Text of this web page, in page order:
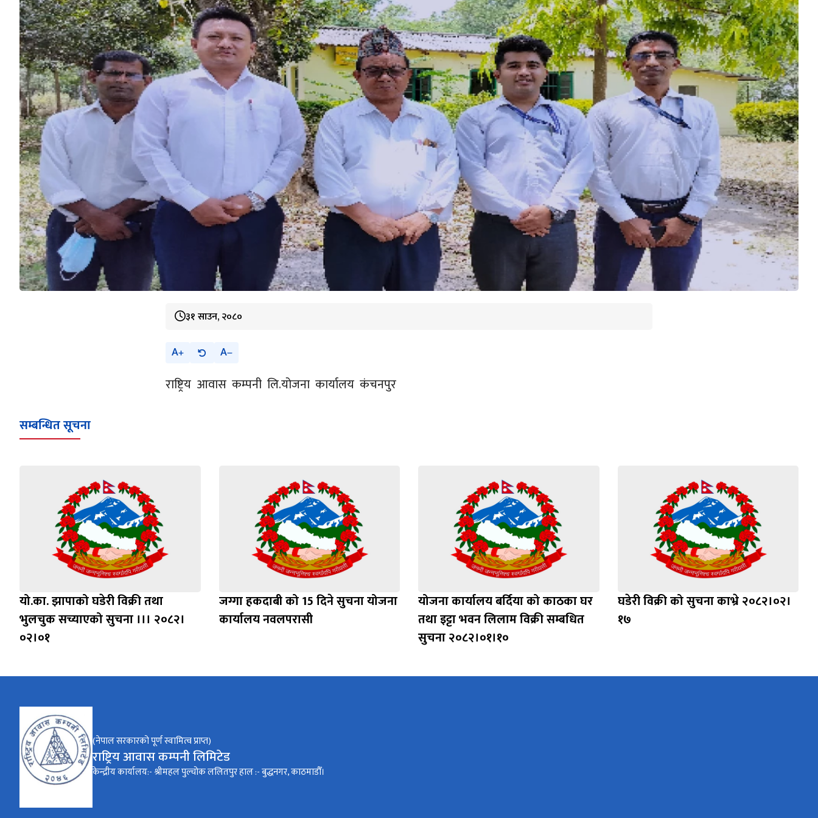
३१ साउन, २०८०
A A
राष्ट्रिय आवास कम्पनी लि.योजना कार्यालय कंचनपुर
सम्बन्धित सूचना
यो.का. झापाको घडेरी विक्री तथा
भुलचुक सच्याएको सुचना ।।। २०८२।
०२।०१
जग्गा हकदाबी को 15 दिने सुचना योजना
कार्यालय नवलपरासी
योजना कार्यालय बर्दिया को काठका घर
तथा इट्टा भवन लिलाम विक्री सम्बधित
सुचना २०८२।०१।१०
घडेरी विक्री को सुचना काभ्रे २०८२।०२।
१७
(नेपाल सरकारको पूर्ण स्वामित्व प्राप्त)
राष्ट्रिय आवास कम्पनी लिमिटेड
केन्द्रीय कार्यालय:- श्रीमहल पुल्चोक ललितपुर हाल :- बुद्धनगर, काठमाडौँ।